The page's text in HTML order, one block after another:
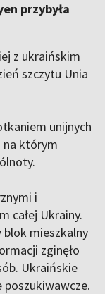
przybyła
z ukraińskim
szczytu Unia
unijnych
na którym
i
całej Ukrainy.
blok mieszkalny
zginęło
Ukraińskie
poszukiwawcze.